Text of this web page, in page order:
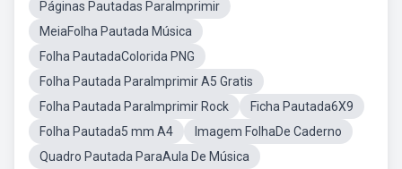
Páginas Pautadas ParaImprimir
MeiaFolha Pautada Música
Folha PautadaColorida PNG
Folha Pautada ParaImprimir A5 Gratis
Folha Pautada ParaImprimir Rock
Ficha Pautada6X9
Folha Pautada5 mm A4
Imagem FolhaDe Caderno
Quadro Pautada ParaAula De Música